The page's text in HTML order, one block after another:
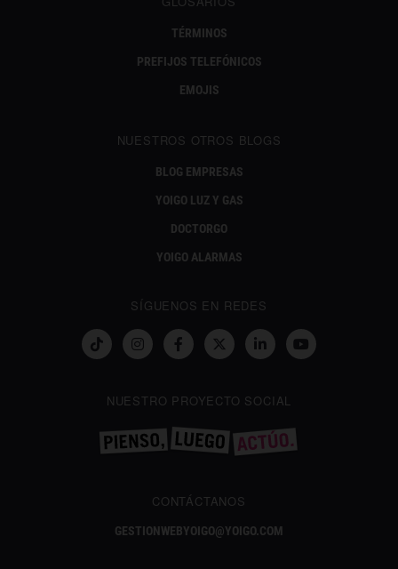
TÉRMINOS
PREFIJOS TELEFÓNICOS
EMOJIS
NUESTROS OTROS BLOGS
BLOG EMPRESAS
YOIGO LUZ Y GAS
DOCTORGO
YOIGO ALARMAS
SÍGUENOS EN REDES
NUESTRO PROYECTO SOCIAL
CONTÁCTANOS
GESTIONWEBYOIGO@YOIGO.COM